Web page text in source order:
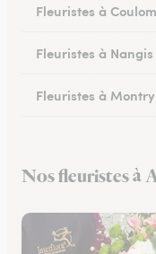
Fleuristes à
Fleuristes à Nangis
Fleuristes à Montry
Fleuristes à Esbly
Nos fleuristes à